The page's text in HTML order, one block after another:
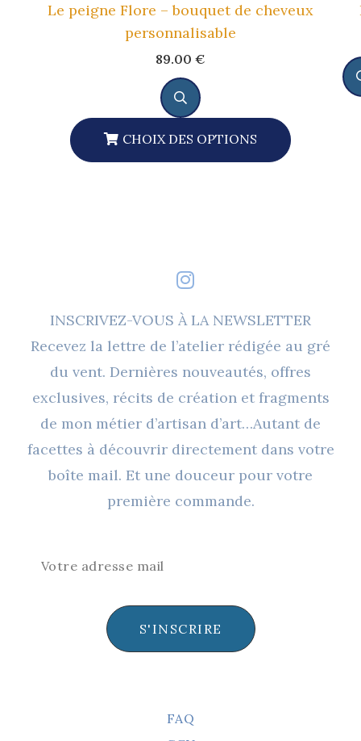
Le peigne Flore – bouquet de cheveux
personnalisable
89.00 €
CHOIX DES OPTIONS
Les
INSCRIVEZ-VOUS À LA NEWSLETTER
Recevez la lettre de l’atelier rédigée au gré
du vent. Dernières nouveautés, offres
exclusives, récits de création et fragments
de mon métier d’artisan d’art…Autant de
facettes à découvrir directement dans votre
boîte mail. Et une douceur pour votre
première commande.
S'INSCRIRE
FAQ